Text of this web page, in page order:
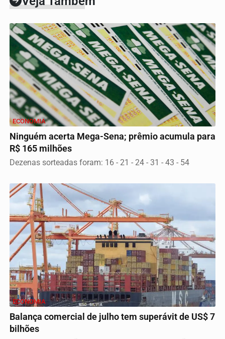
ECONOMIA
Ninguém acerta Mega-Sena; prêmio acumula para
R$ 165 milhões
Dezenas sorteadas foram: 16 - 21 - 24 - 31 - 43 - 54
ECONOMIA
Balança comercial de julho tem superávit de US$ 7
bilhões